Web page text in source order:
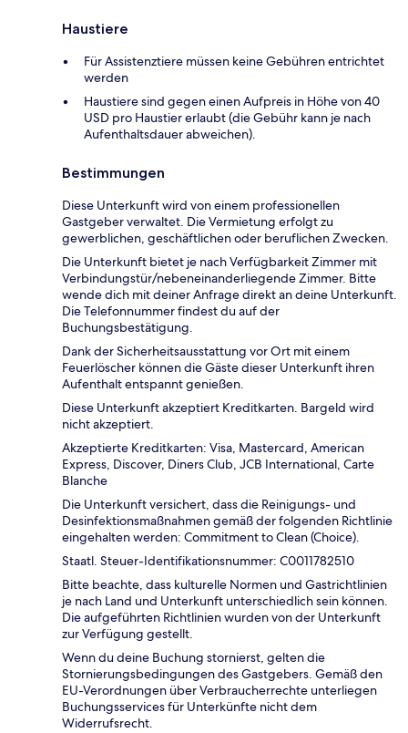
Haustiere
Für Assistenztiere müssen keine Gebühren entrichtet
werden
Haustiere sind gegen einen Aufpreis in Höhe von 40
USD pro Haustier erlaubt (die Gebühr kann je nach
Aufenthaltsdauer abweichen).
Bestimmungen
Diese Unterkunft wird von einem professionellen
Gastgeber verwaltet. Die Vermietung erfolgt zu
gewerblichen, geschäftlichen oder beruflichen Zwecken.
Die Unterkunft bietet je nach Verfügbarkeit Zimmer mit
Verbindungstür/nebeneinanderliegende Zimmer. Bitte
wende dich mit deiner Anfrage direkt an deine Unterkunft.
Die Telefonnummer findest du auf der
Buchungsbestätigung.
Dank der Sicherheitsausstattung vor Ort mit einem
Feuerlöscher können die Gäste dieser Unterkunft ihren
Aufenthalt entspannt genießen.
Diese Unterkunft akzeptiert Kreditkarten. Bargeld wird
nicht akzeptiert.
Akzeptierte Kreditkarten: Visa, Mastercard, American
Express, Discover, Diners Club, JCB International, Carte
Blanche
Die Unterkunft versichert, dass die Reinigungs- und
Desinfektionsmaßnahmen gemäß der folgenden Richtlinie
eingehalten werden: Commitment to Clean (Choice).
Staatl. Steuer-Identifikationsnummer: C0011782510
Bitte beachte, dass kulturelle Normen und Gastrichtlinien
je nach Land und Unterkunft unterschiedlich sein können.
Die aufgeführten Richtlinien wurden von der Unterkunft
zur Verfügung gestellt.
Wenn du deine Buchung stornierst, gelten die
Stornierungsbedingungen des Gastgebers. Gemäß den
EU-Verordnungen über Verbraucherrechte unterliegen
Buchungsservices für Unterkünfte nicht dem
Widerrufsrecht.